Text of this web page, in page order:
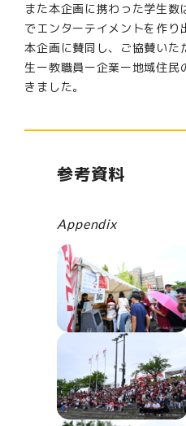
また本企画に携わった学生
でエンターテイメントを作り
本企画に賛同し、ご協賛いた
生ー教職員ー企業ー地域住民
きました。
参考資料
Appendix